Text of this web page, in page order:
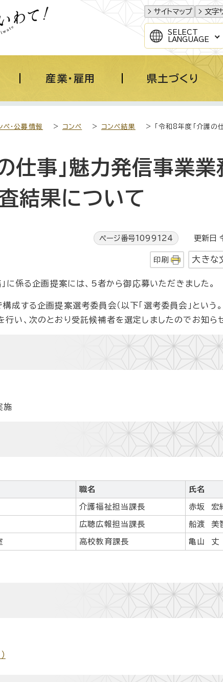
サイトマップ 文字
SELECT
LANGUAGE
産業・雇用 県土づくり
ペ・公募情報 > コンペ > コンペ結果 > 「令和8年度「介護の
仕事」魅力発信事業業
結果について
ページ番号1099124 更新日
印刷 大きな
に係る企画提案には、5者から御応募いただきました。
する企画提案選考委員会（以下「選考委員会」という。
い、次のとおり受託候補者を選定しましたのでお知らせ
施
職名 氏名
介護福祉担当課長 赤坂 宏
広聴広報担当課長 船渡 美
高校教育課長 亀山 丈